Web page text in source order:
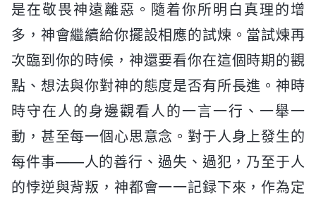
是在敬畏神遠離惡。隨着你所明白真理的增
多，神會繼續給你擺設相應的試煉。當試煉再
次臨到你的時候，神還要看你在這個時期的觀
點、想法與你對神的態度是否有所長進。神時
時守在人的身邊觀看人的一言一行、一舉一
動，甚至每一個心思意念。對于人身上發生的
每件事——人的善行、過失、過犯，乃至于人
的悖逆與背叛，神都會一一記録下來，作為定